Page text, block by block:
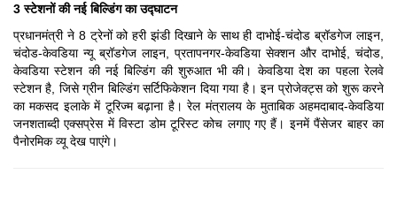
3 स्टेशनों की नई बिल्डिंग का उद्घाटन
प्रधानमंत्री ने 8 ट्रेनों को हरी झंडी दिखाने के साथ ही दाभोई-चंदोड ब्रॉडगेज लाइन,
चंदोड-केवडिया न्यू ब्रॉडगेज लाइन, प्रतापनगर-केवडिया सेक्शन और दाभोई, चंदोड,
केवडिया स्टेशन की नई बिल्डिंग की शुरुआत भी की। केवडिया देश का पहला रेलवे
स्टेशन है, जिसे ग्रीन बिल्डिंग सर्टिफिकेशन दिया गया है। इन प्रोजेक्ट्स को शुरू करने
का मकसद इलाके में टूरिज्म बढ़ाना है। रेल मंत्रालय के मुताबिक अहमदाबाद-केवडिया
जनशताब्दी एक्सप्रेस में विस्टा डोम टूरिस्ट कोच लगाए गए हैं। इनमें पैंसेजर बाहर का
पैनोरमिक व्यू देख पाएंगे।